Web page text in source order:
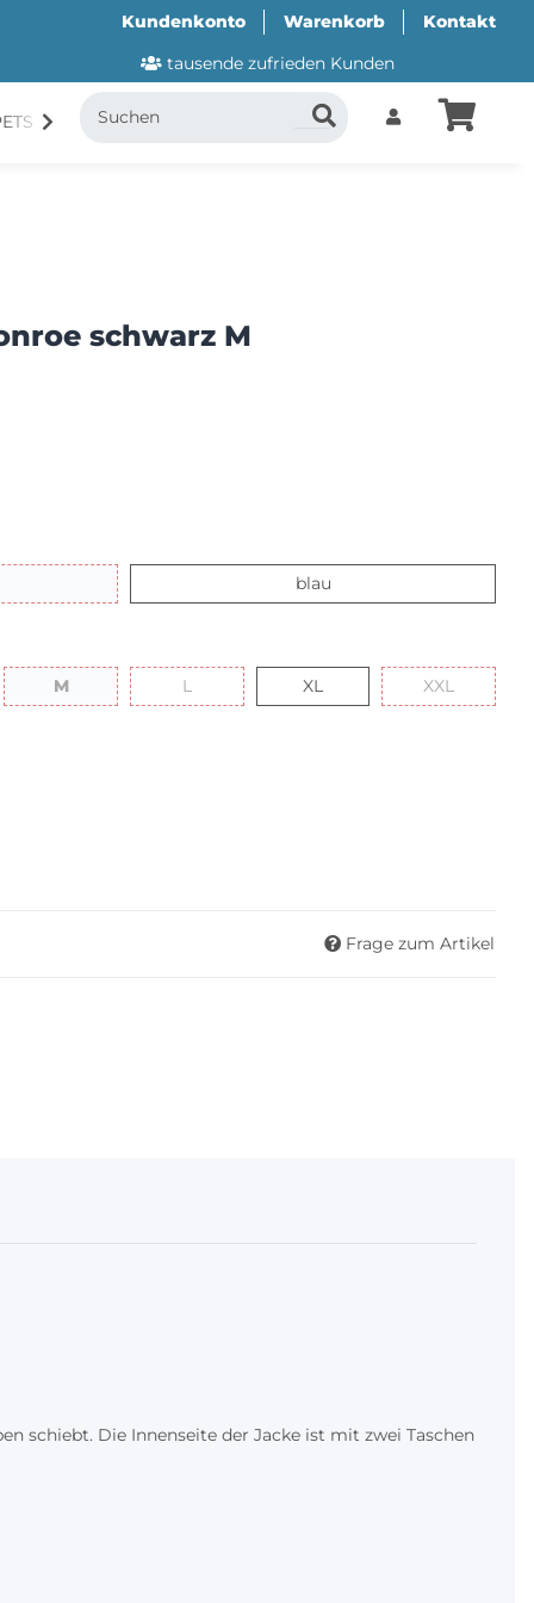
Kundenkonto Warenkorb
Kontakt
tausende zufrieden Kunden
CANI.COOL SUITICAL
schwarz M
blaublau
MM L XL XXL
Frage zum Artikel
schiebt. Die Innenseite der Jacke ist mit zwei Taschen